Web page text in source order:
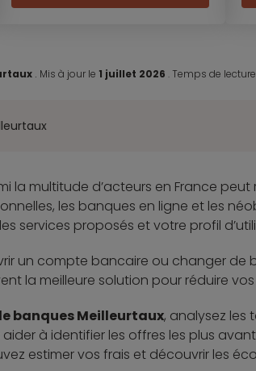
. Mis à jour le 1 juillet 2026. Temps de
la multitude d’acteurs en France
les banques en ligne et les
services proposés et votre profil
un compte bancaire ou changer de
la meilleure solution pour réduire
banques Meilleurtaux, analysez les
à identifier les offres les plus
estimer vos frais et découvrir les